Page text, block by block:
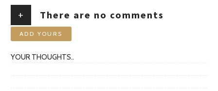
+ There are no comments
ADD YOURS